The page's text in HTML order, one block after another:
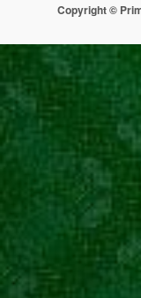
Copyright ©